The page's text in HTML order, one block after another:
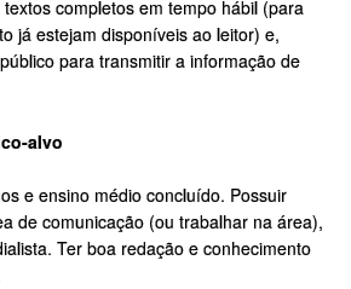
completos em tempo hábil (para
já estejam disponíveis ao leitor) e,
para transmitir a informação de
alvo
e ensino médio concluído. Possuir
de comunicação (ou trabalhar na área),
Ter boa redação e conhecimento